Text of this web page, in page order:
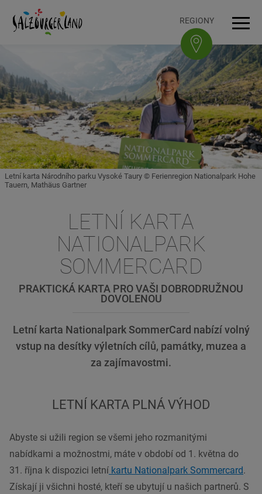
K obsahuAccesskey
[0]
K navigaciAccesskey
[1]
Na začátek stránky
K patičceAccesskey
[3] REGIONY
Letní karta Národního parku Vysoké Taury © Ferienregion Nationalpark Hohe
Tauern, Mathäus Gartner
LETNÍ KARTA
NATIONALPARK
SOMMERCARD
PRAKTICKÁ KARTA PRO VAŠI DOBRODRUŽNOU
DOVOLENOU
Letní karta Nationalpark SommerCard nabízí volný
vstup na desítky výletních cílů, památky, muzea a
za zajímavostmi.
LETNÍ KARTA PLNÁ VÝHOD
Abyste si užili region se všemi jeho rozmanitými
nabídkami a možnostmi, máte v období od 1. května do
31. října k dispozici letní kartu Nationalpark Sommercard.
Získají ji všichni hosté, kteří se ubytují u našich partnerů. S